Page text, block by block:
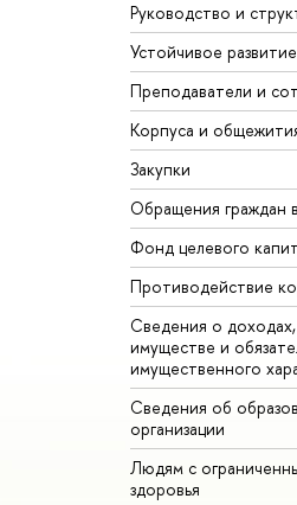
Руководство и
Устойчивое
Преподаватели и
Корпуса и
Закупки
Обращения
Фонд целевого
Противодействие
Сведения о
имуществе и
имущественного
Сведения об
организации
Людям с
здоровья